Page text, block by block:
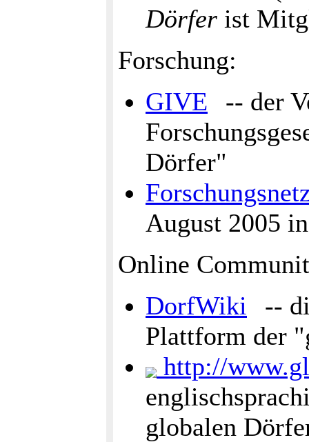
Dörfer ist
Forschung:
GIVE
-- der
Dörfer"
August 2005
Online
DorfWiki
--
Plattform der
http://
globalen